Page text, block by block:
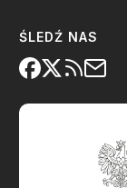
ŚLEDŹ NAS